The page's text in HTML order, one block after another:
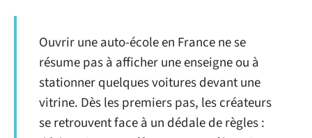
Ouvrir une auto-école en France ne se
résume pas à afficher une enseigne ou à
stationner quelques voitures devant une
vitrine. Dès les premiers pas, les créateurs
se retrouvent face à un dédale de règles :